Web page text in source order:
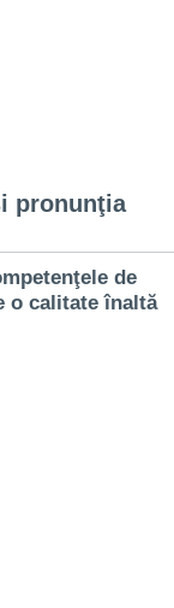
pronunţia
de
o calitate înaltă